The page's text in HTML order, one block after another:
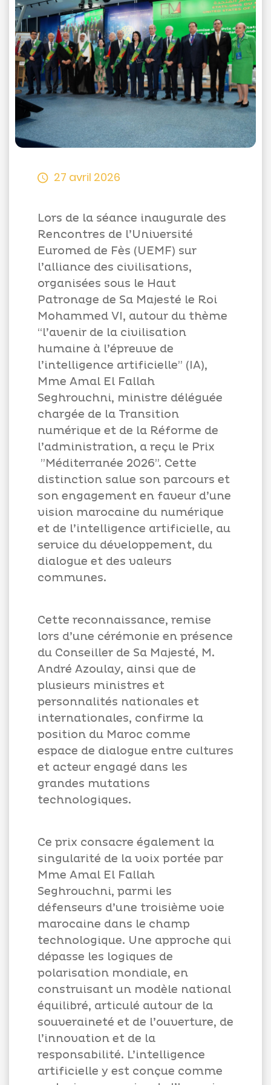
Appels
d'offres
Suggestions
Contactez-
nous
27 avril 2026
Lors de la séance inaugurale des
Rencontres de l’Université
Euromed de Fès (UEMF) sur
l’alliance des civilisations,
organisées sous le Haut
Patronage de Sa Majesté le Roi
Mohammed VI, autour du thème
“l’avenir de la civilisation
humaine à l’épreuve de
l’intelligence artificielle” (IA),
Mme Amal El Fallah
Seghrouchni, ministre déléguée
chargée de la Transition
numérique et de la Réforme de
l’administration, a reçu le Prix
”Méditerranée 2026”. Cette
distinction salue son parcours et
son engagement en faveur d’une
vision marocaine du numérique
et de l’intelligence artificielle, au
service du développement, du
dialogue et des valeurs
communes.
Cette reconnaissance, remise
lors d’une cérémonie en présence
du Conseiller de Sa Majesté, M.
André Azoulay, ainsi que de
plusieurs ministres et
personnalités nationales et
internationales, confirme la
position du Maroc comme
espace de dialogue entre cultures
et acteur engagé dans les
grandes mutations
technologiques.
Ce prix consacre également la
singularité de la voix portée par
Mme Amal El Fallah
Seghrouchni, parmi les
défenseurs d’une troisième voie
marocaine dans le champ
technologique. Une approche qui
dépasse les logiques de
polarisation mondiale, en
construisant un modèle national
équilibré, articulé autour de la
souveraineté et de l’ouverture, de
l’innovation et de la
responsabilité. L’intelligence
artificielle y est conçue comme